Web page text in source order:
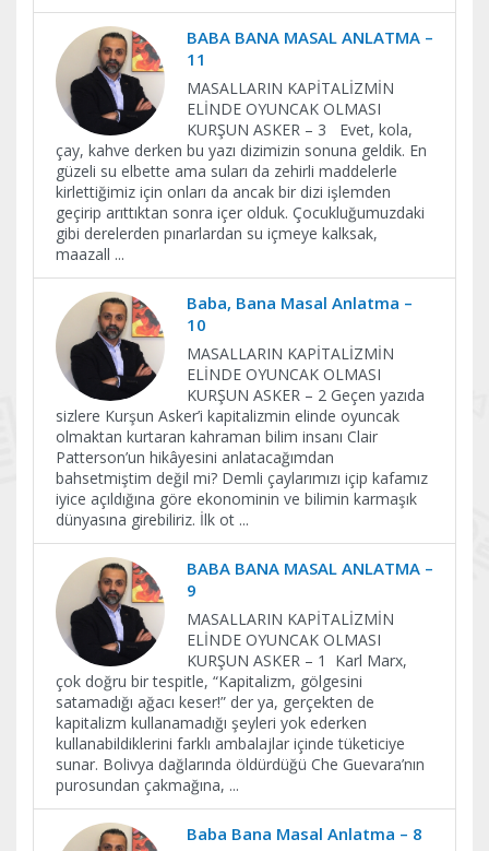
BABA BANA MASAL ANLATMA –
11
MASALLARIN KAPİTALİZMİN
ELİNDE OYUNCAK OLMASI
KURŞUN ASKER – 3 Evet, kola,
çay, kahve derken bu yazı dizimizin sonuna geldik. En
güzeli su elbette ama suları da zehirli maddelerle
kirlettiğimiz için onları da ancak bir dizi işlemden
geçirip arıttıktan sonra içer olduk. Çocukluğumuzdaki
gibi derelerden pınarlardan su içmeye kalksak,
maazall ...
Baba, Bana Masal Anlatma –
10
MASALLARIN KAPİTALİZMİN
ELİNDE OYUNCAK OLMASI
KURŞUN ASKER – 2 Geçen yazıda
sizlere Kurşun Asker’i kapitalizmin elinde oyuncak
olmaktan kurtaran kahraman bilim insanı Clair
Patterson’un hikâyesini anlatacağımdan
bahsetmiştim değil mi? Demli çaylarımızı içip kafamız
iyice açıldığına göre ekonominin ve bilimin karmaşık
dünyasına girebiliriz. İlk ot ...
BABA BANA MASAL ANLATMA –
9
MASALLARIN KAPİTALİZMİN
ELİNDE OYUNCAK OLMASI
KURŞUN ASKER – 1 Karl Marx,
çok doğru bir tespitle, “Kapitalizm, gölgesini
satamadığı ağacı keser!” der ya, gerçekten de
kapitalizm kullanamadığı şeyleri yok ederken
kullanabildiklerini farklı ambalajlar içinde tüketiciye
sunar. Bolivya dağlarında öldürdüğü Che Guevara’nın
purosundan çakmağına, ...
Baba Bana Masal Anlatma – 8